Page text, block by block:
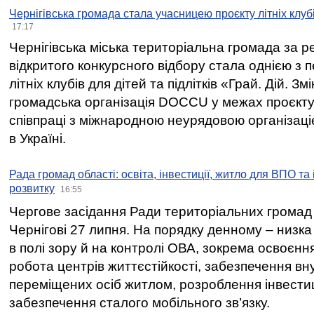
Чернігівська громада стала учасницею проєкту літніх
17:17
Чернігівська міська територіальна громада за
відкритого конкурсного відбору стала однією
літніх клубів для дітей та підлітків «Грай. Дій.
громадська організація DOCCU у межах
співпраці з міжнародною неурядовою
в Україні.
Рада громад області: освіта, інвестиції, житло для ВПО
розвитку
16:55
Чергове засідання Ради територіальних громад
Чернігові 27 липня. На порядку денному –
в полі зору й на контролі ОВА, зокрема освоєння
робота центрів життєстійкості, забезпечення
переміщених осіб житлом, розроблення
забезпечення сталого мобільного зв’язку.